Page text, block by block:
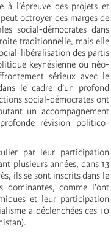
à l’épreuve des projets et
octroyer des marges de
social-démocrates dans
traditionnelle, mais elle
libéralisation des partis
keynésienne ou néo-
sérieux avec le
le cadre d’un profond
social-démocrates ont
un accompagnement
révision politico-
par leur participation
plusieurs années, dans 13
ils se sont inscrits dans le
dominantes, comme l’ont
et leur participation
a déclenchées ces 10